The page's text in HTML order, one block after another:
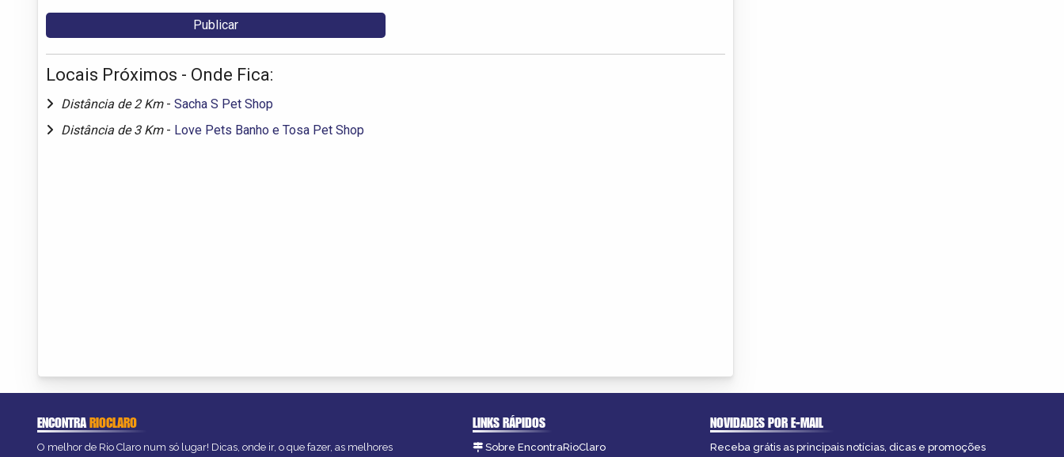
Locais Próximos - Onde Fica:
Distância de 2 Km - Sacha S Pet Shop
Distância de 3 Km - Love Pets Banho e Tosa Pet Shop
ENCONTRARIOCLARO
O melhor de Rio Claro num só lugar! Dicas, onde ir, o que fazer, as melhores
LINKS RÁPIDOS
Sobre EncontraRioClaro
NOVIDADES POR E-MAIL
Receba grátis as principais notícias, dicas e promoções